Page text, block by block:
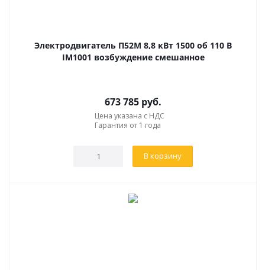
Электродвигатель П52М 8,8 кВт 1500 об 110 В
IM1001 возбуждение смешанное
673 785 руб.
Цена указана с НДС
Гарантия от 1 года
В корзину